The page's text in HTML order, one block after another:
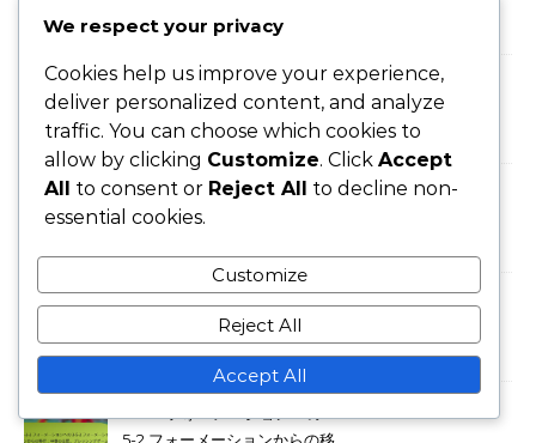
の役割：プレーメイキング、守
3-5-2フォーメーションにおけ
るフォワードの役割：プレッシ
ング、動き、フィニッシュ
3-5-2フォーメーションにおけ
るスペーシングとポジショニン
3-5-2フォーメーションの進
化：歴史的背景と戦術的トレン
ド
We respect your privacy
Cookies help us improve your experience,
deliver personalized content, and analyze
traffic. You can choose which cookies to
allow by clicking Customize. Click Accept
All to consent or Reject All to decline non-
essential cookies.
Customize
Reject All
Accept All